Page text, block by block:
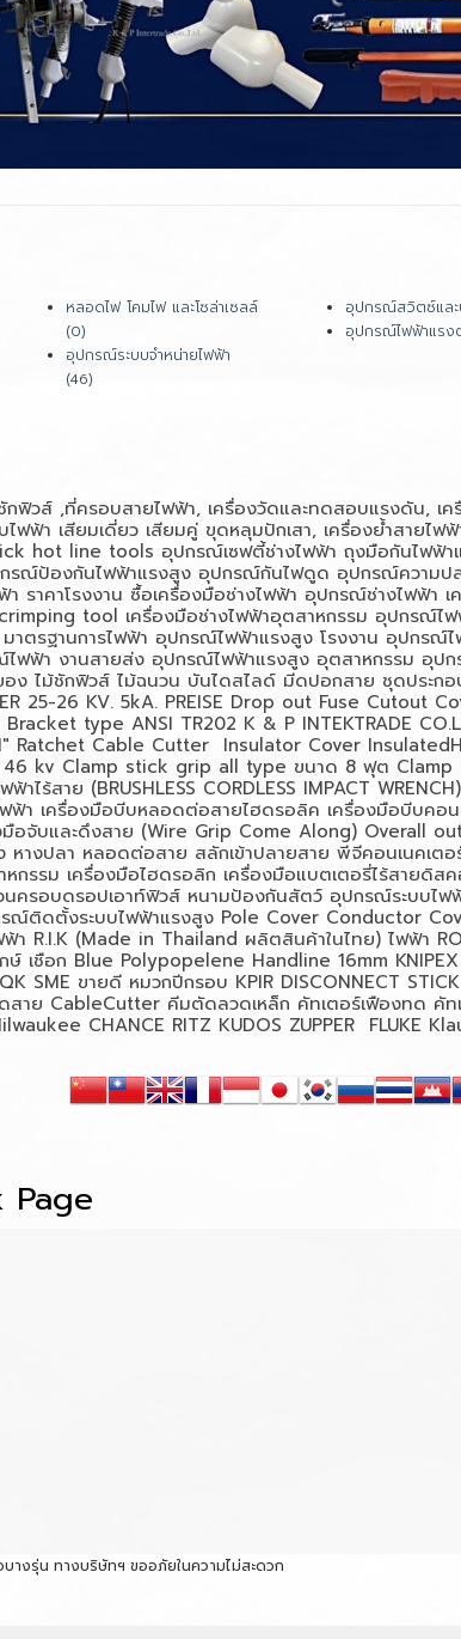
หลอดไฟ โคมไฟ และโซล่าเซลล์
(0)
อุปกรณ์ระบบจำหน่ายไฟฟ้า
(46)
อุปกรณ์สวิตซ์แล
อุปกรณ์ไฟฟ้าแรง
กฟิวส์ ,ที่ครอบสายไฟฟ้า, เครื่องวัดและทดสอบแรงดัน,
ไฟฟ้า เสียมเดี่ยว เสียมคู่ ขุดหลุมปักเสา, เครื่องย้ำสาย
hot line tools อุปกรณ์เซฟตี้ช่างไฟฟ้า ถุงมือกันไฟฟ้า
รณ์ป้องกันไฟฟ้าแรงสูง อุปกรณ์กันไฟดูด อุปกรณ์ความป
ราคาโรงงาน ซื้อเครื่องมือช่างไฟฟ้า อุปกรณ์ช่างไฟฟ้า
tool เครื่องมือช่างไฟฟ้าอุตสาหกรรม อุปกรณ์ไฟ
ตรฐานการไฟฟ้า อุปกรณ์ไฟฟ้าแรงสูง โรงงาน อุปกรณ์ไ
ฟฟ้า งานสายส่ง อุปกรณ์ไฟฟ้าแรงสูง อุตสาหกรรม อุปก
อง ไม้ชักฟิวส์ ไม้ฉนวน บันไดสไลด์ มีดปอกสาย ชุดประก
25-26 KV. 5kA. PREISE Drop out Fuse
Bracket type ANSI TR202 K & P INTEKTRADE
Ratchet Cable Cutter Insulator Cover
kv Clamp stick grip all type ขนาด 8ฟุต
ฟ้าไร้สาย (BRUSHLESS CORDLESS IMPACT WRENCH)
ฟ้า เครื่องมือบีบหลอดต่อสายไฮดรอลิค เครื่องมือบีบคอ
มือจับและดึงสาย (Wire Grip Come Along) Overall
หางปลา หลอดต่อสาย สลักเข้าปลายสาย พีจีคอนเนคเตอ
หกรรม เครื่องมือไฮดรอลิก เครื่องมือแบตเตอรี่ไร้สายดิส
นครอบดรอปเอาท์ฟิวส์ หนามป้องกันสัตว์ อุปกรณ์ระบบไฟ
ณ์ติดตั้งระบบไฟฟ้าแรงสูง Pole Cover Conductor
า R.I.K (Made in Thailand ผลิตสินค้าในไทย) ไฟฟ้า
ษ์ เชือก Blue Polypopelene Handline 16mm KNIPEX
SME ขายดี หมวกปีกรอบ KPIR DISCONNECT STICK
สาย CableCutter คีมตัดลวดเหล็ก คัทเตอร์เฟืองทด คัท
CHANCE RITZ KUDOS ZUPPER FLUKE
Page
างรุ่น ทางบริษัทฯ ขออภัยในความไม่สะดวก